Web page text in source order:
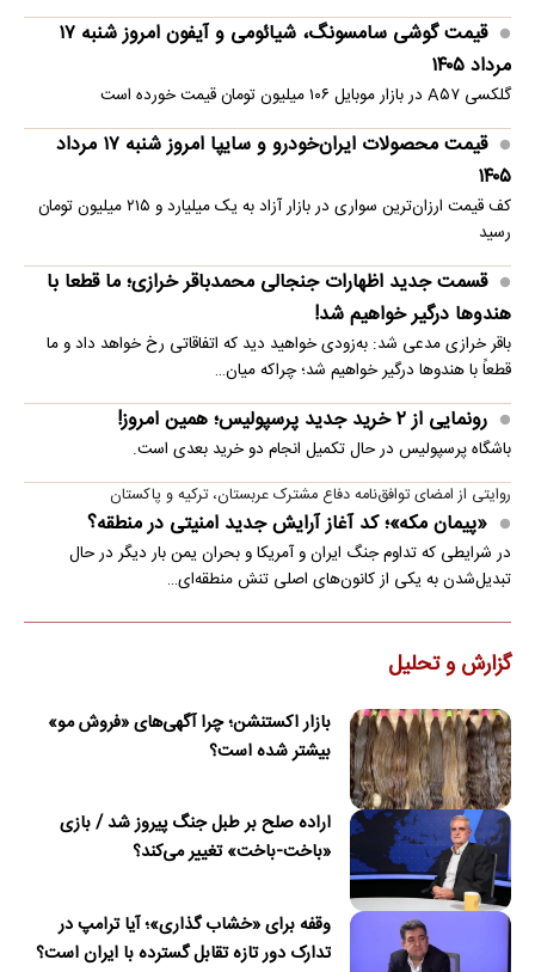
قیمت گوشی سامسونگ، شیائومی و آیفون امروز شنبه ۱۷
مرداد ۱۴۰۵
گلکسی A۵۷ در بازار موبایل ۱۰۶ میلیون تومان قیمت خورده است
قیمت محصولات ایران‌خودرو و سایپا امروز شنبه ۱۷ مرداد
۱۴۰۵
کف قیمت ارزان‌ترین سواری در بازار آزاد به یک میلیارد و ۲۱۵ میلیون تومان
رسید
قسمت جدید اظهارات جنجالی محمدباقر خرازی؛ ما قطعا با
هندوها درگیر خواهیم شد!
باقر خرازی مدعی شد: به‌زودی خواهید دید که اتفاقاتی رخ خواهد داد و ما
قطعاً با هندوها درگیر خواهیم شد؛ چراکه میان…
رونمایی از ۲ خرید جدید پرسپولیس؛ همین امروز!
باشگاه پرسپولیس در حال تکمیل انجام دو خرید بعدی است.
روایتی از امضای توافق‌نامه دفاع مشترک عربستان، ترکیه و پاکستان
«پیمان مکه»؛ کد آغاز آرایش جدید امنیتی در منطقه؟
در شرایطی که تداوم جنگ ایران و آمریکا و بحران یمن بار دیگر در حال
تبدیل‌شدن به یکی از کانون‌های اصلی تنش منطقه‌ای…
گزارش و تحلیل
بازار اکستنشن؛ چرا آگهی‌های «فروش مو»
بیشتر شده است؟
اراده صلح بر طبل جنگ پیروز شد / بازی
«باخت-باخت» تغییر می‌کند؟
وقفه برای «خشاب گذاری»؛ آیا ترامپ در
تدارک دور تازه تقابل گسترده با ایران است؟